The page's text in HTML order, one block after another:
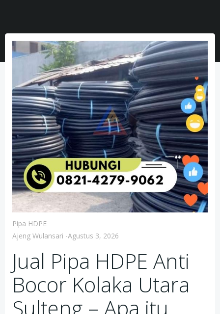
Pipa HDPE
Ajeng Wulansari -Agustus 3, 2026
Jual Pipa HDPE Anti
Bocor Kolaka Utara
Sulteng – Apa itu